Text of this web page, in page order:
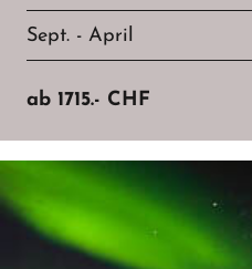
Sept. - April
ab 1715.- CHF